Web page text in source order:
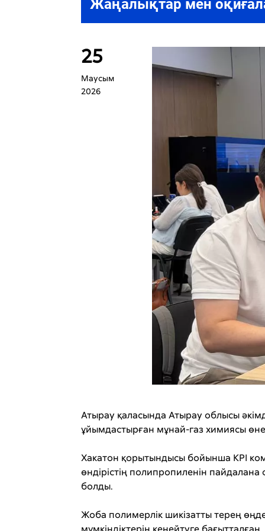
Жаңалықтар мен
25
Маусым
2026
Атырау қаласында Атырау облысы
ұйымдастырған мұнай-газ химиясы
Хакатон қорытындысы бойынша KPI
өндірістің полипропиленін
болды.
Жоба полимерлік шикізатты терең